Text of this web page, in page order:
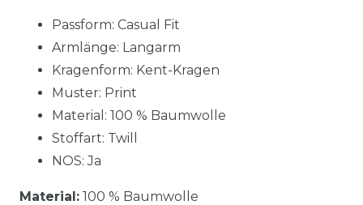
Passform: Casual Fit
Armlänge: Langarm
Kragenform: Kent-Kragen
Muster: Print
Material: 100 % Baumwolle
Stoffart: Twill
NOS: Ja
Material: 100 % Baumwolle